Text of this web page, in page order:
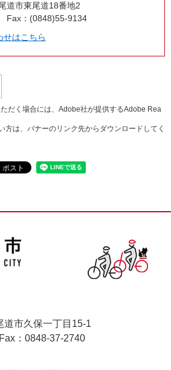
道市東尾道18番地2
Fax：(0848)55-9134
せはこちら
だく場合には、Adobe社が提供するAdobe Rea
方は、バナーのリンク先からダウンロードしてく
道市久保一丁目15-1
Fax：0848-37-2740